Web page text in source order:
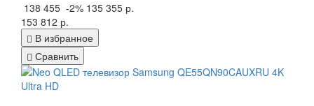
138 455 -2% 135 355 р.
153 812 р.
В избранное
Сравнить